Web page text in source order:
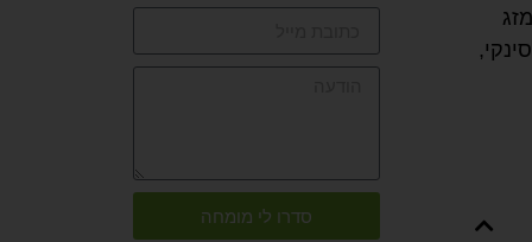
סדרו לי מומחה